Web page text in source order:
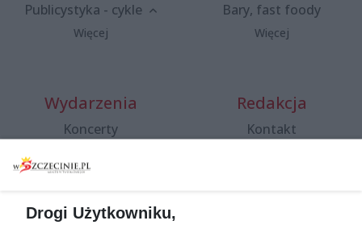
Publicystyka - cykle
Więcej
Bary, fast foody
Więcej
Wydarzenia
Koncerty
Spacery i oprowadzania
targi
Redakcja
Kontakt
Drogi Użytkowniku,